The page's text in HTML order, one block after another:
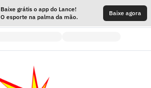
Baixe grátis o app do Lance!
O esporte na palma da mão.
Baixe agora